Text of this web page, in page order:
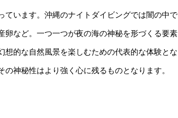
います。沖縄のナイトダイビングでは闇の中で
など。一つ一つが夜の海の神秘を形づくる要素
的な自然風景を楽しむための代表的な体験とな
神秘性はより強く心に残るものとなります。